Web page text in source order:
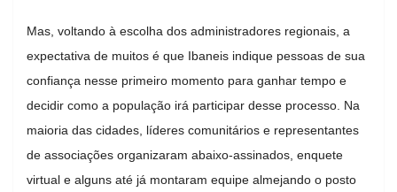
Mas, voltando à escolha dos administradores regionais, a
expectativa de muitos é que Ibaneis indique pessoas de sua
confiança nesse primeiro momento para ganhar tempo e
decidir como a população irá participar desse processo. Na
maioria das cidades, líderes comunitários e representantes
de associações organizaram abaixo-assinados, enquete
virtual e alguns até já montaram equipe almejando o posto